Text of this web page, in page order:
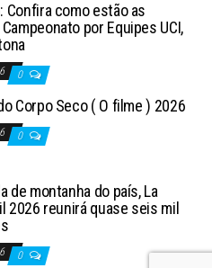
Confira como estão as
por Equipes UCI,
0
Corpo Seco ( O filme ) 2026
0
de montanha do país, La
2026 reunirá quase seis mil
0